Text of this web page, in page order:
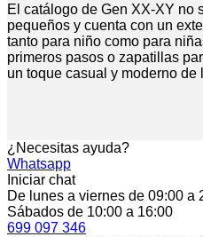
El catálogo de Gen XX-XY no
pequeños y cuenta con un
tanto para niño como para
primeros pasos o zapatillas
un toque casual y moderno de
¿Necesitas ayuda?
Whatsapp
Iniciar chat
De lunes a viernes de 09:00 a
Sábados de 10:00 a 16:00
699 097 346